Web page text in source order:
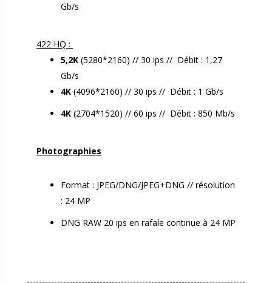
Gb/s
422 HQ :
5,2K (5280*2160) // 30 ips // Débit : 1,27
Gb/s
4K (4096*2160) // 30 ips // Débit : 1 Gb/s
4K (2704*1520) // 60 ips // Débit : 850 Mb/s
Photographies
Format : JPEG/DNG/JPEG+DNG // résolution
: 24 MP
DNG RAW 20 ips en rafale continue à 24 MP